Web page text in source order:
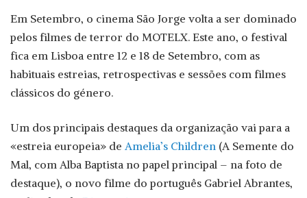
Em Setembro, o cinema São Jorge volta a ser dominado
pelos filmes de terror do MOTELX. Este ano, o festival
fica em Lisboa entre 12 e 18 de Setembro, com as
habituais estreias, retrospectivas e sessões com filmes
clássicos do género.
Um dos principais destaques da organização vai para a
«estreia europeia» de Amelia’s Children (A Semente do
Mal, com Alba Baptista no papel principal – na foto de
destaque), o novo filme do português Gabriel Abrantes,